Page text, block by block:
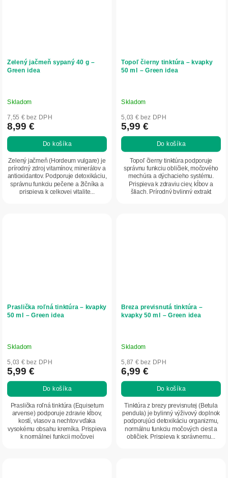
Zelený jačmeň sypaný 40 g –
Green idea
Skladom
7,55 € bez DPH
8,99 €
Do košíka
Zelený jačmeň (Hordeum vulgare) je
prírodný zdroj vitamínov, minerálov a
antioxidantov. Podporuje detoxikáciu,
správnu funkciu pečene a žlčníka a
prispieva k celkovej vitalite...
Topoľ čierny tinktúra – kvapky
50 ml – Green idea
Skladom
5,03 € bez DPH
5,99 €
Do košíka
Topoľ čierny tinktúra podporuje
správnu funkciu obličiek, močového
mechúra a dýchacieho systému.
Prispieva k zdraviu ciev, kĺbov a
šliach. Prírodný bylinný extrakt
Praslička roľná tinktúra – kvapky
50 ml – Green idea
Skladom
5,03 € bez DPH
5,99 €
Do košíka
Praslička roľná tinktúra (Equisetum
arvense) podporuje zdravie kĺbov,
kostí, vlasov a nechtov vďaka
vysokému obsahu kremíka. Prispieva
k normálnej funkcii močovej
Breza previsnutá tinktúra –
kvapky 50 ml – Green idea
Skladom
5,87 € bez DPH
6,99 €
Do košíka
Tinktúra z brezy previsnutej (Betula
pendula) je bylinný výživový doplnok
podporujúci detoxikáciu organizmu,
normálnu funkciu močových ciest a
obličiek. Prispieva k správnemu...